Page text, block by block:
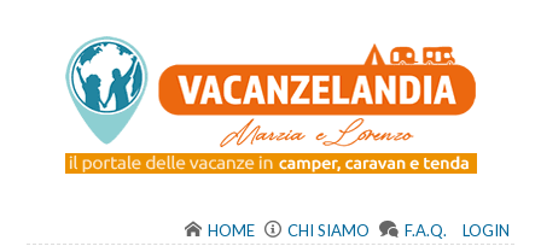
HOME CHI SIAMO F.A.Q. LOGIN